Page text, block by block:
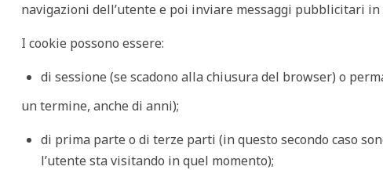
navigazioni dell’utente e poi inviare messaggi pubblicitari in
I cookie possono essere:
di sessione (se scadono alla chiusura del browser) o
un termine, anche di anni);
di prima parte o di terze parti (in questo secondo caso
l’utente sta visitando in quel momento);